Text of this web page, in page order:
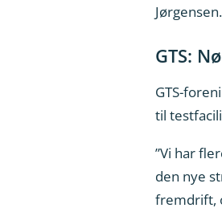
Jørgensen.
GTS:
GTS-
til
”Vi har
den nye
fremdrift,